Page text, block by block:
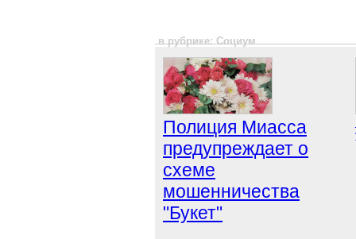
в рубрике: Социум
Полиция Миасса
предупреждает о
схеме
мошенничества
"Букет"